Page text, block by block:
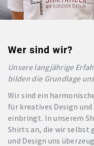
Wer sind wir?
Unsere langjährige
bilden die Grundlage
Wir sind ein
für kreatives Design
einbringt. In unserem
Shirts an, die wir selbst
und Design uns